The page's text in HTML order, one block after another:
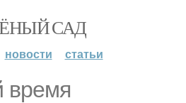
САД
новости статьи
время